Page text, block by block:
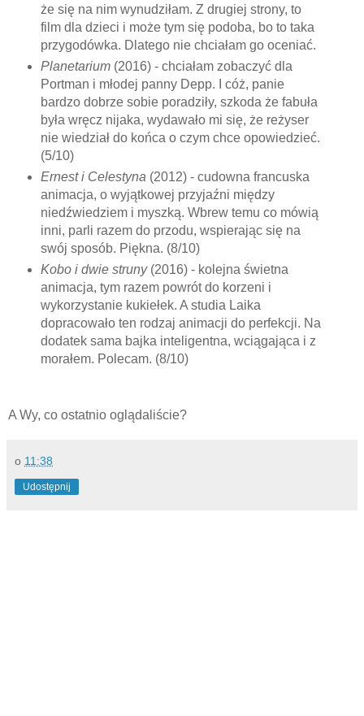
że się na nim wynudziłam. Z drugiej strony, to
film dla dzieci i może tym się podoba, bo to taka
przygodówka. Dlatego nie chciałam go oceniać.
Planetarium(2016) - chciałam zobaczyć dla
Portman i młodej panny Depp. I cóż, panie
bardzo dobrze sobie poradziły, szkoda że fabuła
była wręcz nijaka, wydawało mi się, że reżyser
nie wiedział do końca o czym chce opowiedzieć.
(5/10)
Ernest i Celestyna (2012) - cudowna francuska
animacja, o wyjątkowej przyjaźni między
niedźwiedziem i myszką. Wbrew temu co mówią
inni, parli razem do przodu, wspierając się na
swój sposób. Piękna. (8/10)
Kobo i dwie struny (2016) - kolejna świetna
animacja, tym razem powrót do korzeni i
wykorzystanie kukiełek. A studia Laika
dopracowało ten rodzaj animacji do perfekcji. Na
dodatek sama bajka inteligentna, wciągająca i z
morałem. Polecam. (8/10)
A Wy, co ostatnio oglądaliście?
o 11:38
Udostępnij